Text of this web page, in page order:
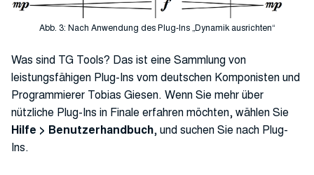
Abb. 3: Nach Anwendung des Plug-Ins „Dynamik ausrichten“
Was sind TG Tools? Das ist eine Sammlung von
leistungsfähigen Plug-Ins vom deutschen Komponisten und
Programmierer Tobias Giesen. Wenn Sie mehr über
nützliche Plug-Ins in Finale erfahren möchten, wählen Sie
Hilfe > Benutzerhandbuch, und suchen Sie nach Plug-
Ins.